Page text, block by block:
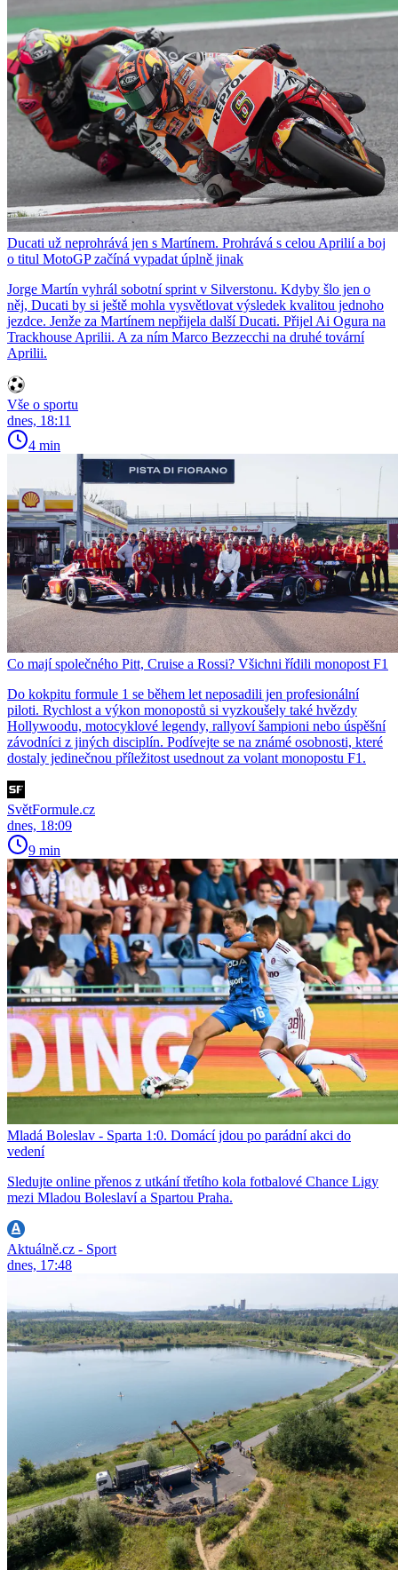
Ducati už neprohrává jen s Martínem. Prohrává s celou Aprilií a boj
o titul MotoGP začíná vypadat úplně jinak
Jorge Martín vyhrál sobotní sprint v Silverstonu. Kdyby šlo jen o
něj, Ducati by si ještě mohla vysvětlovat výsledek kvalitou jednoho
jezdce. Jenže za Martínem nepřijela další Ducati. Přijel Ai Ogura na
Trackhouse Aprilii. A za ním Marco Bezzecchi na druhé tovární
Aprilii.
Vše o sportu
dnes, 18:11
4 min
Co mají společného Pitt, Cruise a Rossi? Všichni řídili monopost F1
Do kokpitu formule 1 se během let neposadili jen profesionální
piloti. Rychlost a výkon monopostů si vyzkoušely také hvězdy
Hollywoodu, motocyklové legendy, rallyoví šampioni nebo úspěšní
závodníci z jiných disciplín. Podívejte se na známé osobnosti, které
dostaly jedinečnou příležitost usednout za volant monopostu F1.
SvětFormule.cz
dnes, 18:09
9 min
Mladá Boleslav - Sparta 1:0. Domácí jdou po parádní akci do
vedení
Sledujte online přenos z utkání třetího kola fotbalové Chance Ligy
mezi Mladou Boleslaví a Spartou Praha.
Aktuálně.cz - Sport
dnes, 17:48